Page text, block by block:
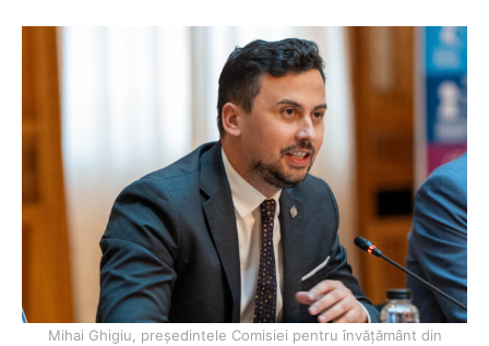
Mihai Ghigiu, președintele Comisiei pentru învățământ din